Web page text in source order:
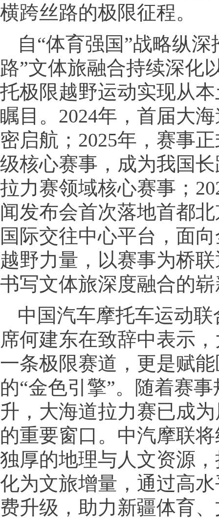
横跨丝路的极限征程。
自“体育强国”战略纵
路”文体旅融合持续深化
托极限越野运动实现从
瞩目。2024年，首届大
密启航；2025年，赛事
级核心赛事，成为我国
拉力赛领域核心赛事；
闻发布会首次落地首都
国际交往中心平台，面
越野力量，以赛事为桥
书写文体旅深度融合的
中国汽车摩托车运动
席何建东在致辞中表示
一条极限赛道，更是赋
的“金色引擎”。随着赛
升，大海道拉力赛已成
的重要窗口。中汽摩联
独厚的地理与人文资源
化为文旅增量，通过高
费升级，助力新疆体育